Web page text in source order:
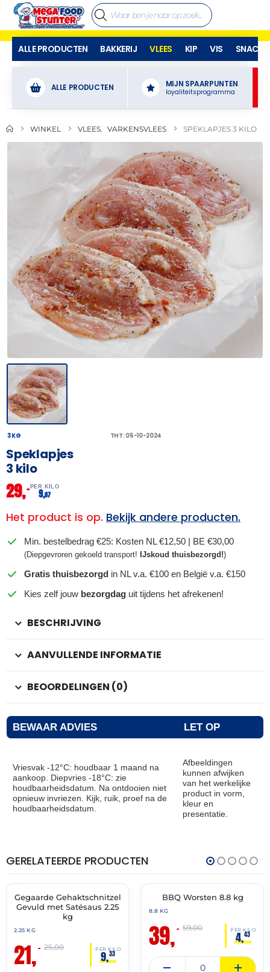
ALLE PRODUCTEN BAKKERIJ VLEES KIP VIS SNACKS
ALLE PRODUCTEN MIJN SPAARPUNTEN
loyaliteitsprogramma
WINKEL VLEES VARKENSVLEES SPEKLAPJES 3 KILO
3 KG THT: 05-10-2024
Speklapjes
3 kilo
29,– PER KILO
9,67
Het product is op. Bekijk andere producten.
Min. bestelbedrag €25: Kosten NL €12,50 | BE €30,00
(Diepgevroren gekoeld transport! IJskoud thuisbezorgd!)
Gratis thuisbezorgd in NL v.a. €100 en België v.a. €150
Kies zelf jouw bezorgdag uit tijdens het afrekenen!
BESCHRIJVING
AANVULLENDE INFORMATIE
BEOORDELINGEN (0)
BEWAAR ADVIES LET OP
Vriesvak -12°C: houdbaar 1 maand na
aankoop. Diepvries -18°C: zie
houdbaarheidsdatum. Na ontdooien niet
opnieuw invriezen. Kijk, ruik, proef na de
houdbaarheidsdatum.
Afbeeldingen
kunnen afwijken
van het werkelijke
product in vorm,
kleur en
presentatie.
GERELATEERDE PRODUCTEN
🔥 OP=OP
THT:
01-
Gegaarde Gehaktschnitzel
Gevuld met Satésaus 2.25
kg
2.25 KG
21,– PER KILO
9,33
25,00
🔥 OP=OP
BBQ Worsten 8.8 kg
8.8 KG
39,– PER KILO
4,43
59,00